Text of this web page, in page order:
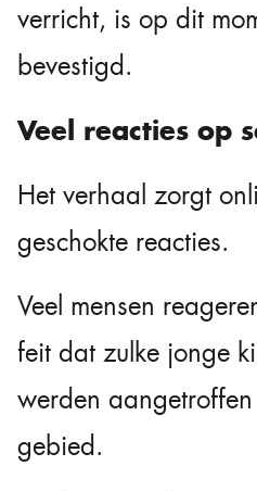
verricht, is op dit
bevestigd.
Veel reacties op
Het verhaal zorgt
geschokte reacties.
Veel mensen
feit dat zulke jonge
werden
gebied.